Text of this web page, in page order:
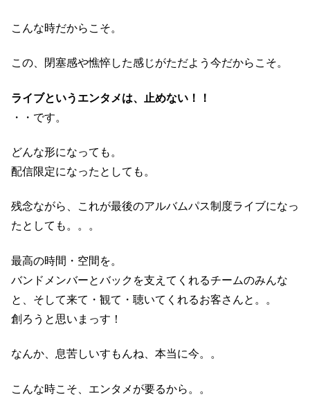
こんな時だからこそ。
この、閉塞感や憔悴した感じがただよう今だからこそ。
ライブというエンタメは、止めない！！
・・です。
どんな形になっても。
配信限定になったとしても。
残念ながら、これが最後のアルバムパス制度ライブになっ
たとしても。。。
最高の時間・空間を。
バンドメンバーとバックを支えてくれるチームのみんな
と、そして来て・観て・聴いてくれるお客さんと。。
創ろうと思いまっす！
なんか、息苦しいすもんね、本当に今。。
こんな時こそ、エンタメが要るから。。